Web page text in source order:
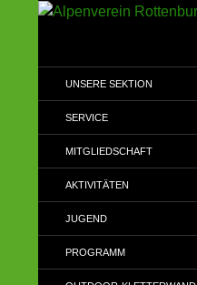
(DAV)
UNSERE SEKTION
SERVICE
MITGLIEDSCHAFT
AKTIVITÄTEN
JUGEND
PROGRAMM